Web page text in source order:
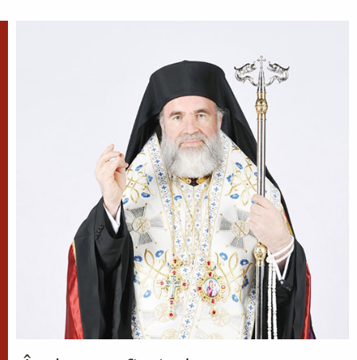
✝) Duminica a 10-a după
Rusalii (Vindecarea
lunaticului)
În vremea aceea s-a apropiat de
Iisus un om, îngenunchind
înaintea Lui și zicându-I: Doamne, miluiește pe
fiul meu, că este lunatic și pătimește rău,
căci adesea...
Apostolul zilei
Fraților, mi se pare că Dumnezeu, pe noi, apostolii,
ne-a arătat ca pe cei din urmă oameni, ca pe niște
osândiți la moarte, fiindcă ne-am făcut priveliște
lumii și îngerilor și...